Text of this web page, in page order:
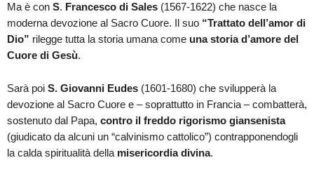
Ma è con S. Francesco di Sales (1567-1622) che nasce la
moderna devozione al Sacro Cuore. Il suo “Trattato dell’amor di
Dio” rilegge tutta la storia umana come una storia d’amore del
Cuore di Gesù.
Sarà poi S. Giovanni Eudes (1601-1680) che svilupperà la
devozione al Sacro Cuore e – soprattutto in Francia – combatterà,
sostenuto dal Papa, contro il freddo rigorismo giansenista
(giudicato da alcuni un “calvinismo cattolico”) contrapponendogli
la calda spiritualità della misericordia divina.